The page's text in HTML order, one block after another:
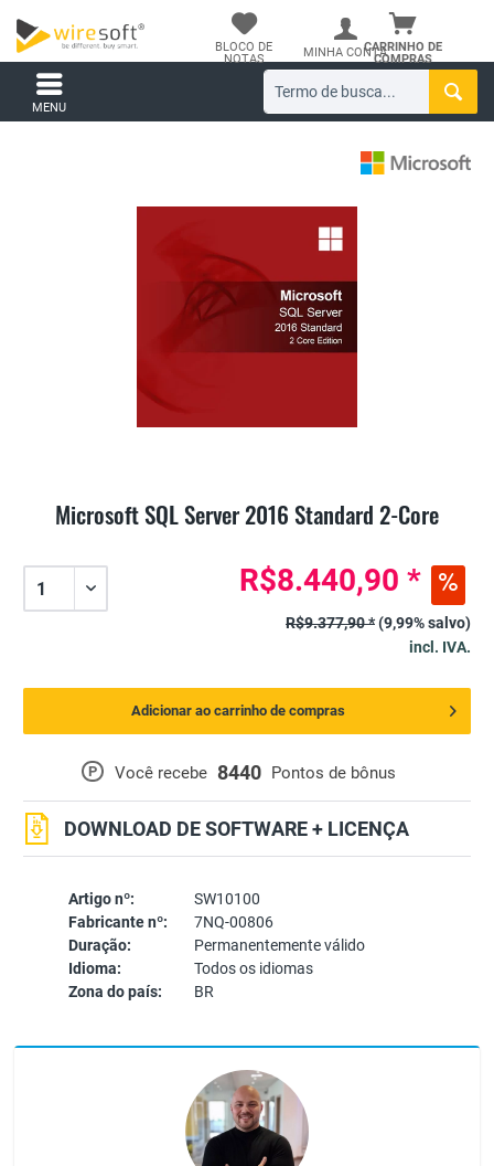
CARRINHO DE
COMPRAS
BLOCO DE
NOTAS
MINHA CONTA
MENU
Microsoft SQL Server 2016 Standard 2-Core
Artigo nº:
SW10100
Fabricante nº:
7NQ-00806
Duração:
Permanentemente válido
Idioma:
Todos os idiomas
Zona do país:
BR
P Você recebe 8440 Pontos de bônus
DOWNLOAD DE SOFTWARE + LICENÇA
R$8.440,90 *
R$9.377,90 *(9,99% salvo)
incl. IVA.
Adicionar ao carrinho de compras